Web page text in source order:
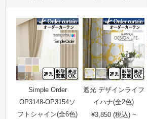
Simple Order
OP3148-OP3154ソ
フトシャイン(全6色)
遮光 デザインライフ
イハナ(全2色)
¥3,850 (税込) ~